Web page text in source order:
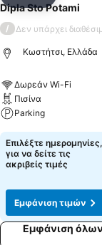
Dipla Sto Potami
/ Δεν υπάρχει
Κωστήτσι, Ελλάδα
Δωρεάν Wi-Fi
Πισίνα
Parking
Εμφάνιση τιμών
Επιλέξτε ημερομηνίες,
για να δείτε τις
ακριβείς τιμές
Εμφάνιση τιμών
Εμφάνιση